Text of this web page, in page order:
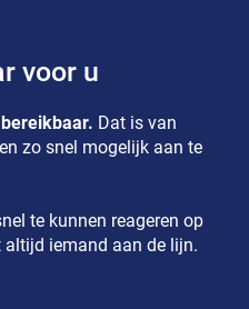
voor u
Dat is van
zo snel mogelijk aan te
te kunnen reageren op
altijd iemand aan de lijn.